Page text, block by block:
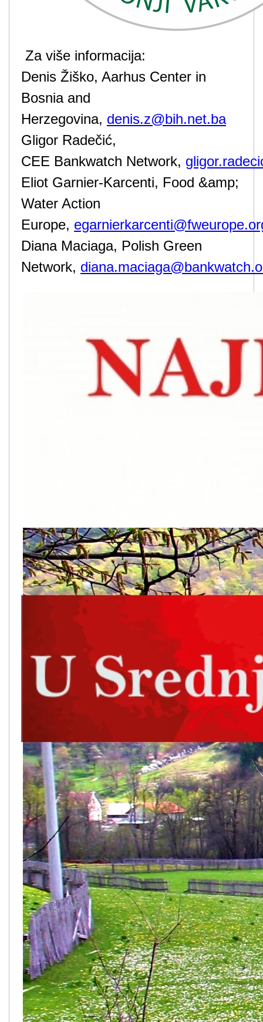
Za više informacija:
Denis Žiško, Aarhus Center in
Bosnia and
Herzegovina, denis.z@bih.net.ba
Gligor Radečić,
CEE Bankwatch Network,
Eliot Garnier-Karcenti, Food &amp;
Water Action
Europe,
Diana Maciaga, Polish Green
Network,